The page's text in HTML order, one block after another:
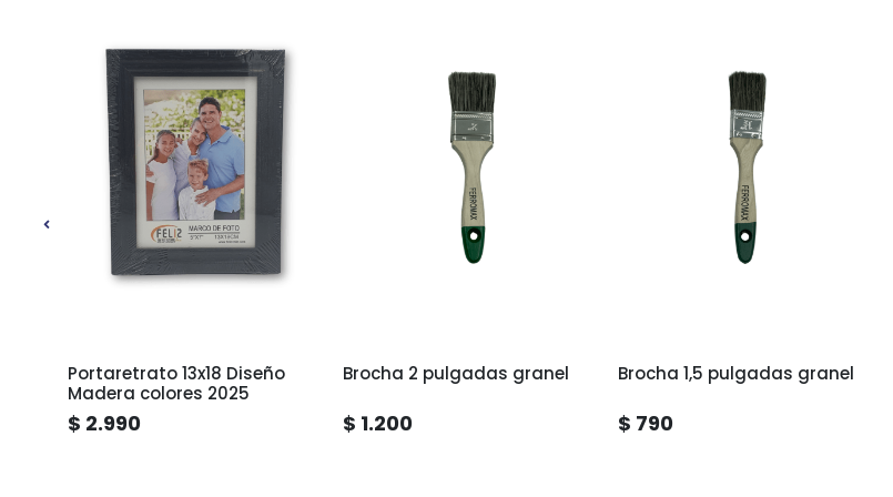
Portaretrato 13x18 Diseño
Madera colores 2025
$ 2.990
Brocha 2 pulgadas granel
$ 1.200
Brocha 1,5 pulgadas granel
$ 790